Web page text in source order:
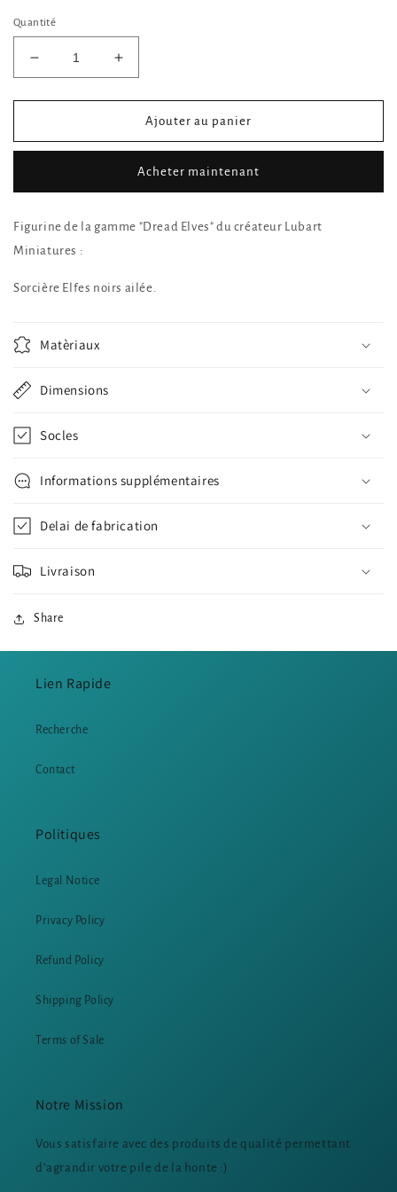
Quantité
Réduire
la
quantité
Sorcière
ailée
Augmenter
la
quantité
Sorcière
noirs
ailée
Ajouter au panier
Acheter maintenant
Figurine de la gamme "Dread Elves" du créateur Lubart
Miniatures :
Sorcière Elfes noirs ailée.
Matèriaux
Dimensions
Socles
Informations supplémentaires
Delai de fabrication
Livraison
Share
Lien Rapide
Recherche
Contact
Politiques
Legal Notice
Privacy Policy
Refund Policy
Shipping Policy
Terms of Sale
Notre Mission
Vous satisfaire avec des produits de qualité permettant
d’agrandir votre pile de la honte :)